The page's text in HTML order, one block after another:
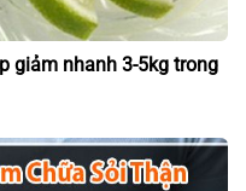
giảm nhanh 3-5kg trong